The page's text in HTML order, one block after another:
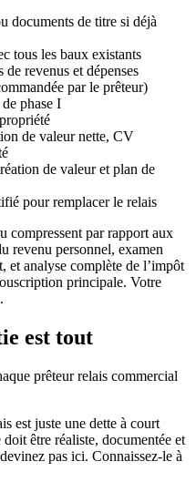
documents de titre si déjà
tous les baux existants
revenus et dépenses
par le prêteur)
phase I
de valeur nette, CV
de valeur et plan de
pour remplacer le relais
compressent par rapport aux
revenu personnel, examen
et analyse complète de l’impôt
principale. Votre
est tout
prêteur relais commercial
est juste une dette à court
être réaliste, documentée et
pas ici. Connaissez-le à